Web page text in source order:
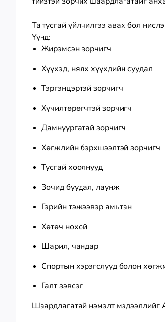
Та тусгай үйлчилгээ авах бол
Үүнд:
Жирэмсэн зорчигч
Хүүхэд, нялх хүүхдийн суудал
Тэргэнцэртэй зорчигч
Хүчилтөрөгчтэй зорчигч
Дамнуургатай зорчигч
Хөгжлийн бэрхшээлтэй зорчигч
Тусгай хоолнууд
Зочид буудал, лаунж
Гэрийн тэжээвэр амьтан
Хөтөч нохой
Шарил, чандар
Спортын хэрэгслүүд болон
Галт зэвсэг
Шаардлагатай нэмэлт